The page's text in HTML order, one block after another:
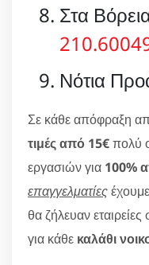
Στα
Νότια
Σε κάθε απόφραξη
τιμές από 15€πολύ
εργασιών για 100%
επαγγελματίες
θα ζήλευαν
για κάθε καλάθι